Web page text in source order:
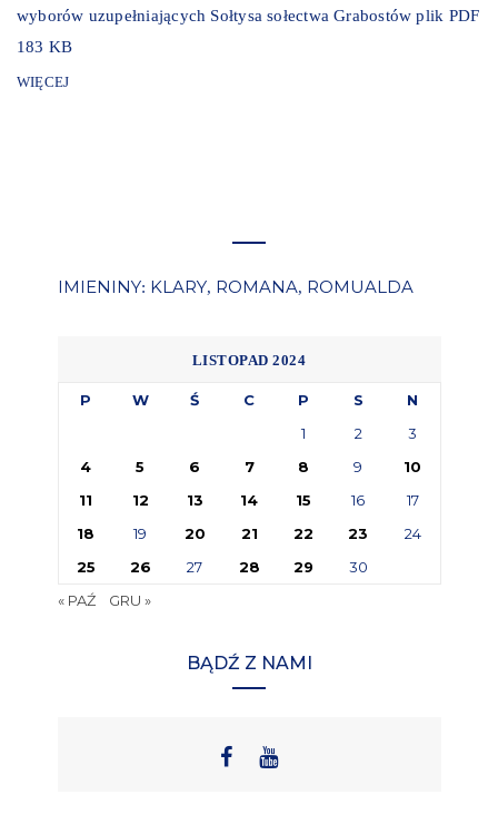
wyborów uzupełniających Sołtysa sołectwa Grabostów plik PDF
183 KB
WIĘCEJ
IMIENINY: KLARY, ROMANA, ROMUALDA
LISTOPAD 2024
P W Ś C P S
N
1
2
3
4
5 6 7 8 9
10
11
12 13 14 15 16
17
18
19 20 21 22 23
24
25
26 27 28 29
30
« PAŹ
GRU »
BĄDŹ Z NAMI